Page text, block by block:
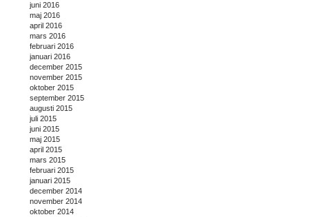
juni 2016
maj 2016
april 2016
mars 2016
februari 2016
januari 2016
december 2015
november 2015
oktober 2015
september 2015
augusti 2015
juli 2015
juni 2015
maj 2015
april 2015
mars 2015
februari 2015
januari 2015
december 2014
november 2014
oktober 2014